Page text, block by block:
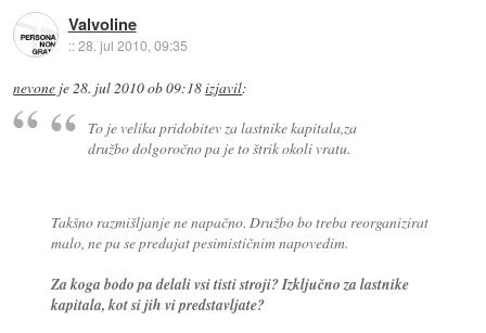
Valvoline
::28. jul 2010, 09:35
nevone je28. jul 2010 ob 09:18izjavil:
To je velika pridobitev za lastnike kapitala,za
družbo dolgoročno pa je to štrik okoli vratu.
Takšno razmišljanje ne napačno. Družbo bo treba reorganizirat
malo, ne pa se predajat pesimističnim napovedim.
Za koga bodo pa delali vsi tisti stroji? Izključno za lastnike
kapitala, kot si jih vi predstavljate?